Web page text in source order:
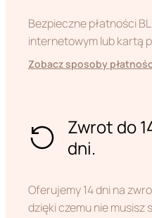
Bezpieczne płatności
internetowym lub kartą
Zobacz sposoby
Zwrot do
dni.
Oferujemy 14 dni na
dzięki czemu nie musisz